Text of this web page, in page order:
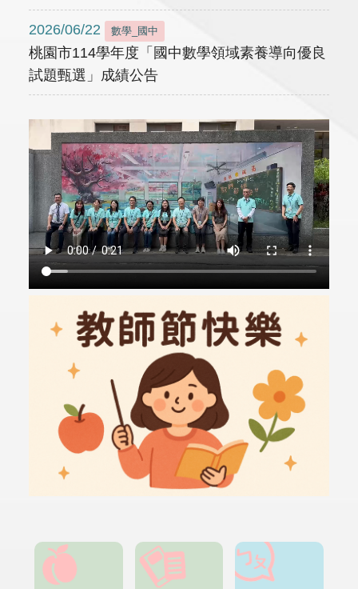
2026/06/22 數學_國中
桃園市114學年度「國中數學領域素養導向優良
試題甄選」成績公告